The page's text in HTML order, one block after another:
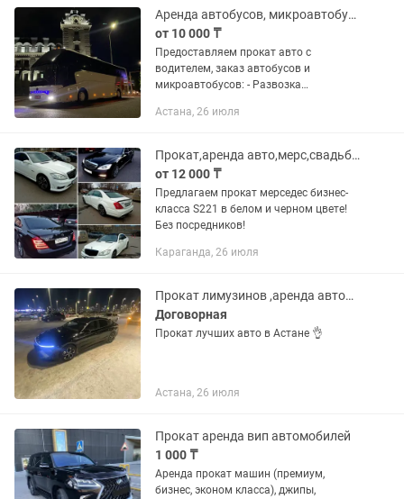
Аренда автобусов, микроавтобусов
от 10 000 ₸
Предоставляем прокат авто с
водителем, заказ автобусов и
микроавтобусов: - Развозка
Перевозка пассажиров по городу; -
Золотой Фазан,...
Астана, 26 июля
Прокат,аренда авто,мерс,свадьба,кортеж,лимузин
от 12 000 ₸
Предлагаем прокат мерседес бизнес-
класса S221 в белом и черном цвете!
Без посредников!
Караганда, 26 июля
Прокат лимузинов ,аренда автомобиля для кортежа
Договорная
Прокат лучших авто в Астане 👌
Астана, 26 июля
Прокат аренда вип автомобилей
1 000 ₸
Аренда прокат машин (премиум,
бизнес, эконом класса), джипы,